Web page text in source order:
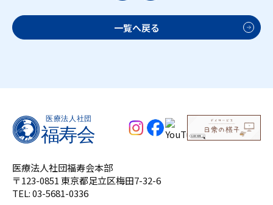
一覧へ戻る
医療法人社団福寿会本部
〒123-0851 東京都足立区梅田7-32-6
TEL:03-5681-0336